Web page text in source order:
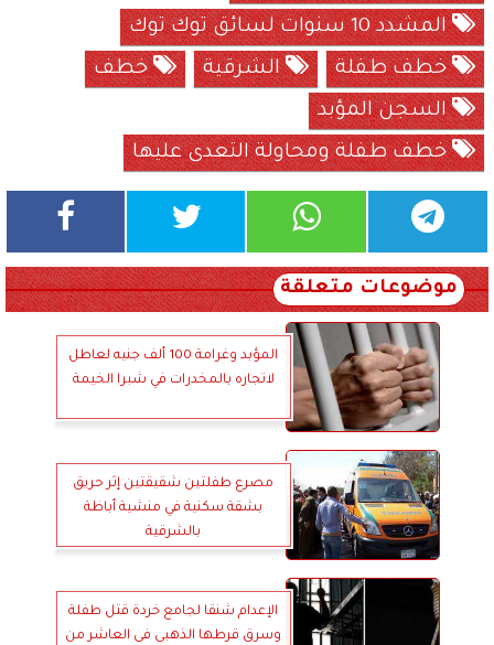
المشدد 10 سنوات لسائق توك توك
خطف طفلة
الشرقية
خطف
السجن المؤبد
خطف طفلة ومحاولة التعدى عليها
موضوعات متعلقة
المؤبد وغرامة 100 ألف جنيه لعاطل
لاتجاره بالمخدرات في شبرا الخيمة
مصرع طفلتين شقيقتين إثر حريق
بشقة سكنية في منشية أباظة
بالشرقية
الإعدام شنقا لجامع خردة قتل طفلة
وسرق قرطها الذهبى فى العاشر من